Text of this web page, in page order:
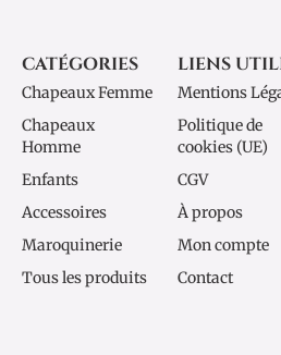
CATÉGORIES
Chapeaux Femme
Chapeaux
Homme
Enfants
Accessoires
Maroquinerie
Tous les produits
LIENS
Mentions
Politique de
cookies (UE)
CGV
À propos
Mon compte
Contact